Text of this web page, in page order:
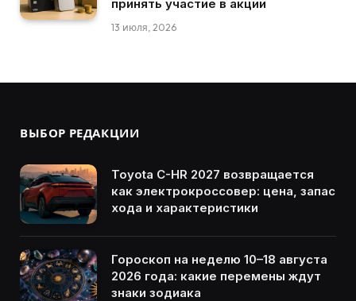
принять участие в акции
13 июля, 2026
ВЫБОР РЕДАКЦИИ
Toyota C-HR 2027 возвращается
как электрокроссовер: цена, запас
хода и характеристики
Гороскоп на неделю 10–18 августа
2026 года: какие перемены ждут
знаки зодиака